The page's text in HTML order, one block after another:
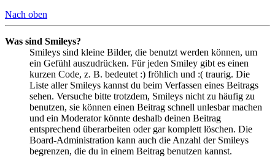
Nach oben
Was sind Smileys?
Smileys sind kleine Bilder, die benutzt werden können, um
ein Gefühl auszudrücken. Für jeden Smiley gibt es einen
kurzen Code, z. B. bedeutet :) fröhlich und :( traurig. Die
Liste aller Smileys kannst du beim Verfassen eines Beitrags
sehen. Versuche bitte trotzdem, Smileys nicht zu häufig zu
benutzen, sie können einen Beitrag schnell unlesbar machen
und ein Moderator könnte deshalb deinen Beitrag
entsprechend überarbeiten oder gar komplett löschen. Die
Board-Administration kann auch die Anzahl der Smileys
begrenzen, die du in einem Beitrag benutzen kannst.